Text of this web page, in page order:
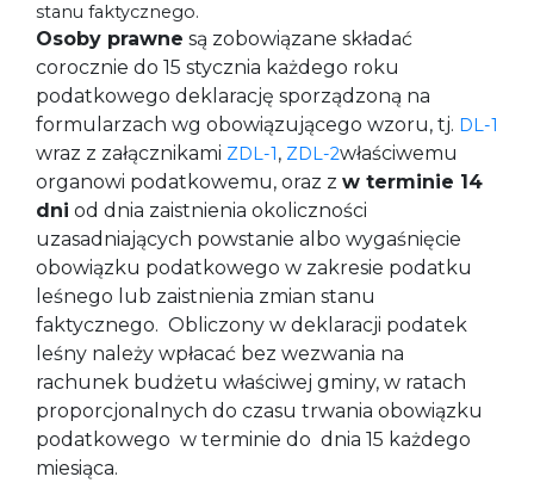
stanu faktycznego.
Osoby prawne są zobowiązane składać
corocznie do 15 stycznia każdego roku
podatkowego deklarację sporządzoną na
formularzach wg obowiązującego wzoru, tj. DL-1
wraz z załącznikami ZDL-1, ZDL-2właściwemu
organowi podatkowemu, oraz z w terminie 14
dni od dnia zaistnienia okoliczności
uzasadniających powstanie albo wygaśnięcie
obowiązku podatkowego w zakresie podatku
leśnego lub zaistnienia zmian stanu
faktycznego. Obliczony w deklaracji podatek
leśny należy wpłacać bez wezwania na
rachunek budżetu właściwej gminy, w ratach
proporcjonalnych do czasu trwania obowiązku
podatkowego w terminie do dnia 15 każdego
miesiąca.